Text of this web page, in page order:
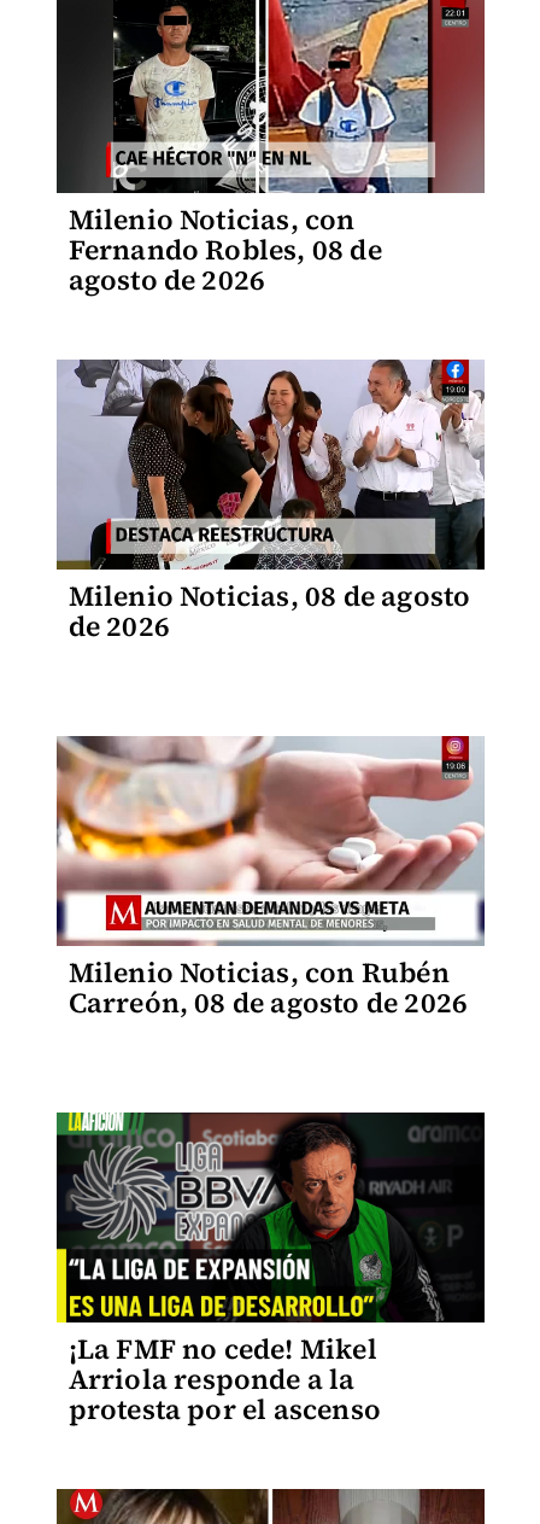
Milenio Noticias, con
Fernando Robles, 08 de
agosto de 2026
Milenio Noticias, 08 de agosto
de 2026
Milenio Noticias, con Rubén
Carreón, 08 de agosto de 2026
¡La FMF no cede! Mikel
Arriola responde a la
protesta por el ascenso